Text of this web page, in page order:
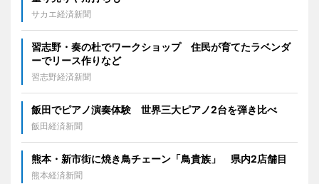
サカエ経済新聞
習志野・奏の杜でワークショップ 住民が育てたラベンダ
ーでリース作りなど
習志野経済新聞
飯田でピアノ演奏体験 世界三大ピアノ2台を弾き比べ
飯田経済新聞
熊本・新市街に焼き鳥チェーン「鳥貴族」 県内2店舗目
熊本経済新聞